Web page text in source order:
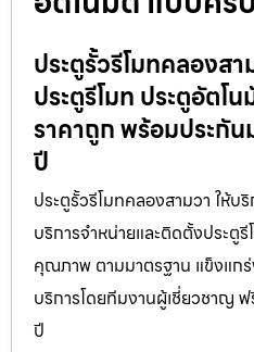
ประตูรั้วรีโมทคลองส
ประตูรีโมท ประตูอัตโ
ราคาถูก พร้อมประกัน
ปี
ประตูรั้วรีโมทคลองสามวา ให้บ
บริการจำหน่ายและติดตั้งประตู
คุณภาพ ตามมาตรฐาน แข็งแก
บริการโดยทีมงานผู้เชี่ยวชาญ
ปี